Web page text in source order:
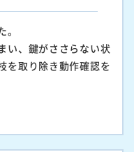
い、鍵がささらない状
を取り除き動作確認を